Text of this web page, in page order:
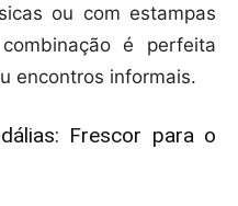
ou com estampas
é perfeita
encontros informais.
Frescor para o